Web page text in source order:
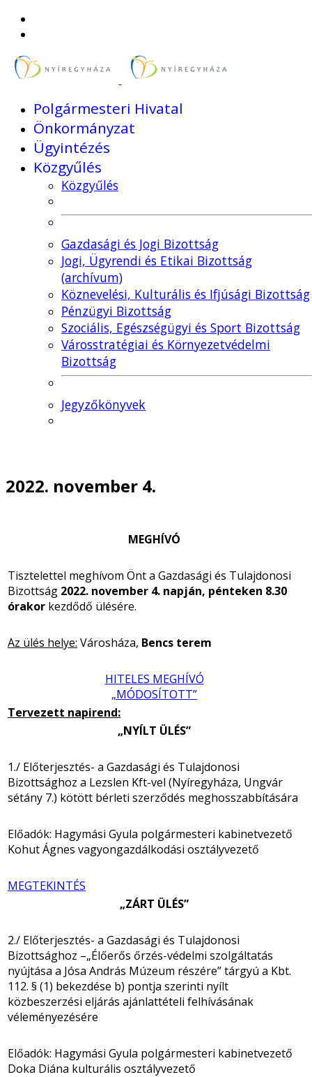
Polgármesteri Hivatal
Önkormányzat
Ügyintézés
Közgyűlés
Közgyűlés
Gazdasági és Jogi Bizottság
Jogi, Ügyrendi és Etikai Bizottság
(archívum)
Köznevelési, Kulturális és Ifjúsági Bizottság
Pénzügyi Bizottság
Szociális, Egészségügyi és Sport Bizottság
Városstratégiai és Környezetvédelmi
Bizottság
Jegyzőkönyvek
2022. november 4.
MEGHÍVÓ
Tisztelettel meghívom Önt a Gazdasági és Tulajdonosi
Bizottság 2022. november 4. napján, pénteken 8.30
órakor kezdődő ülésére.
Az ülés helye: Városháza, Bencs terem
HITELES MEGHÍVÓ
„MÓDOSÍTOTT”
Tervezett napirend:
„NYÍLT ÜLÉS”
1./ Előterjesztés- a Gazdasági és Tulajdonosi
Bizottsághoz a Lezslen Kft-vel (Nyíregyháza, Ungvár
sétány 7.) kötött bérleti szerződés meghosszabbítására
Előadók: Hagymási Gyula polgármesteri kabinetvezető
Kohut Ágnes vagyongazdálkodási osztályvezető
MEGTEKINTÉS
„ZÁRT ÜLÉS”
2./ Előterjesztés- a Gazdasági és Tulajdonosi
Bizottsághoz –„Élőerős őrzés-védelmi szolgáltatás
nyújtása a Jósa András Múzeum részére” tárgyú a Kbt.
112. § (1) bekezdése b) pontja szerinti nyílt
közbeszerzési eljárás ajánlattételi felhívásának
véleményezésére
Előadók: Hagymási Gyula polgármesteri kabinetvezető
Doka Diána kulturális osztályvezető